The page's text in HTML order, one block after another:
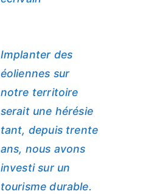
Implanter des
éoliennes sur
notre territoire
serait une hérésie
tant, depuis trente
ans, nous avons
investi sur un
tourisme durable.